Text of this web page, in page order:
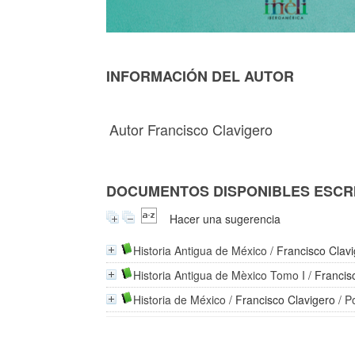
INFORMACIÓN DEL AUTOR
Autor Francisco Clavigero
DOCUMENTOS DISPONIBLES
Hacer una sugerencia
Historia Antigua de México / Francisco
Historia Antigua de Mèxico Tomo I /
Historia de México / Francisco Clavigero /